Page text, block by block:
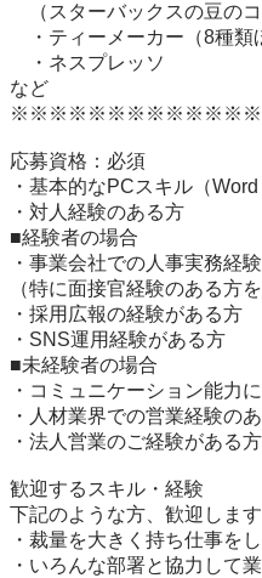
（スターバックスの豆のコ
・ティーメーカー（8種類
・ネスプレッソ
など
応募資格：必須
・基本的なPCスキル（
・対人経験のある方
■経験者の場合
・事業会社での人事実務経験
（特に面接官経験のある方
・採用広報の経験がある方
・SNS運用経験がある方
■未経験者の場合
・コミュニケーション能力
・人材業界での営業経験の
・法人営業のご経験がある方
歓迎するスキル・経験
下記のような方、歓迎します
・裁量を大きく持ち仕事を
・いろんな部署と協力して